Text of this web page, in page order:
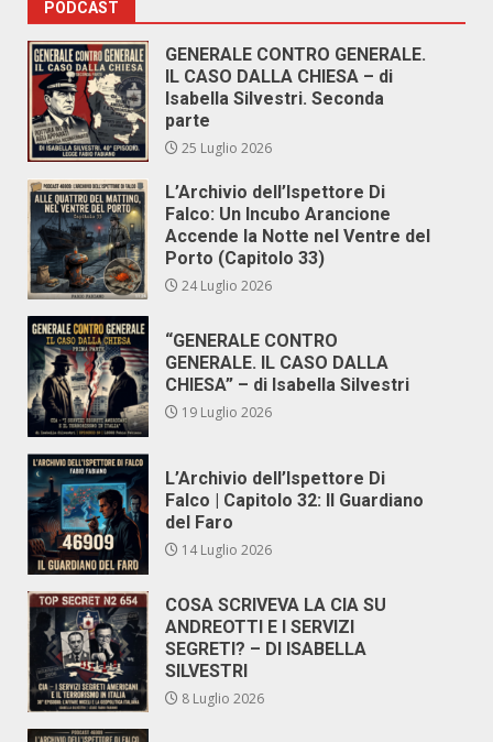
PODCAST
GENERALE CONTRO GENERALE.
IL CASO DALLA CHIESA – di
Isabella Silvestri. Seconda
parte
25 Luglio 2026
L’Archivio dell’Ispettore Di
Falco: Un Incubo Arancione
Accende la Notte nel Ventre del
Porto (Capitolo 33)
24 Luglio 2026
“GENERALE CONTRO
GENERALE. IL CASO DALLA
CHIESA” – di Isabella Silvestri
19 Luglio 2026
L’Archivio dell’Ispettore Di
Falco | Capitolo 32: Il Guardiano
del Faro
14 Luglio 2026
COSA SCRIVEVA LA CIA SU
ANDREOTTI E I SERVIZI
SEGRETI? – DI ISABELLA
SILVESTRI
8 Luglio 2026